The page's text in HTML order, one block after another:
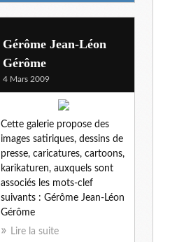
Gérôme Jean-Léon
Gérôme
4 Mars 2009
Cette galerie propose des
images satiriques, dessins de
presse, caricatures, cartoons,
karikaturen, auxquels sont
associés les mots-clef
suivants : Gérôme Jean-Léon
Gérôme
Lire la suite